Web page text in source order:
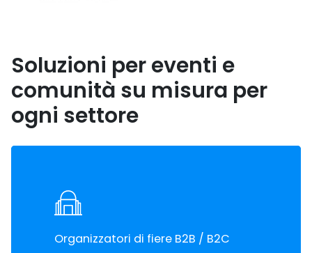
Soluzioni per eventi e
comunità su misura per
ogni settore
Organizzatori di fiere B2B / B2C